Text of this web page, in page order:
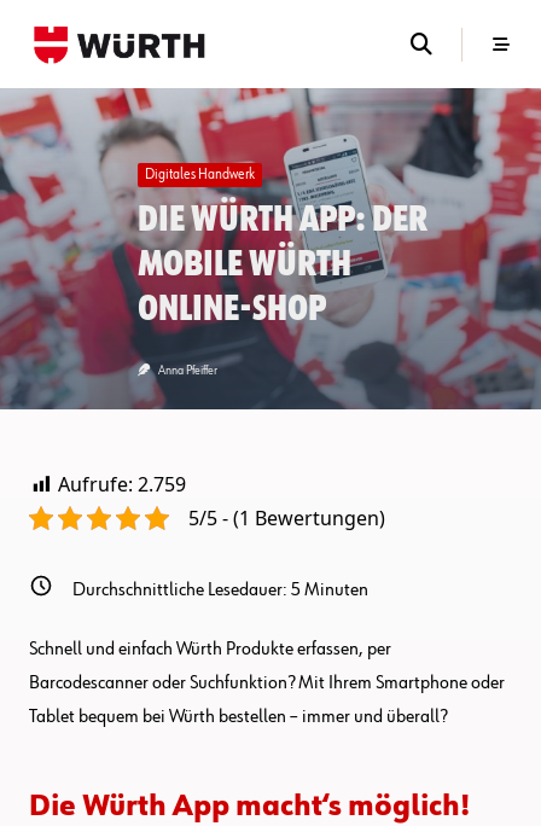
Digitales Handwerk
Die Würth App: Der
mobile Würth
Online-Shop
Anna Pfeiffer
Aufrufe: 2.759
5/5 - (1 Bewertungen)
Durchschnittliche Lesedauer: 5Minuten
Schnell und einfach Würth Produkte erfassen, per
Barcodescanner oder Suchfunktion? Mit Ihrem Smartphone oder
Tablet bequem bei Würth bestellen – immer und überall?
Die Würth App macht‘s möglich!